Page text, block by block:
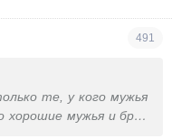
491
те, у кого мужья
хорошие мужья и брак